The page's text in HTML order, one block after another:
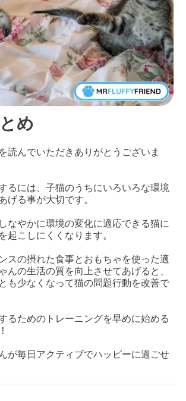
め
読んでいただきありがとうございま
るには、子猫のうちにいろいろな環境
げる事が大切です。
なやかに環境の変化に適応できる猫に
起こしにくくなります。
スの摂れた食事とおもちゃを使った適
んの生活の質を向上させてあげると、
も少なくなって猫の問題行動を改善で
るためのトレーニングを早めに始める
が毎日アクティブでハッピーに過ごせ